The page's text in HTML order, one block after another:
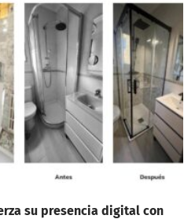
su presencia digital con